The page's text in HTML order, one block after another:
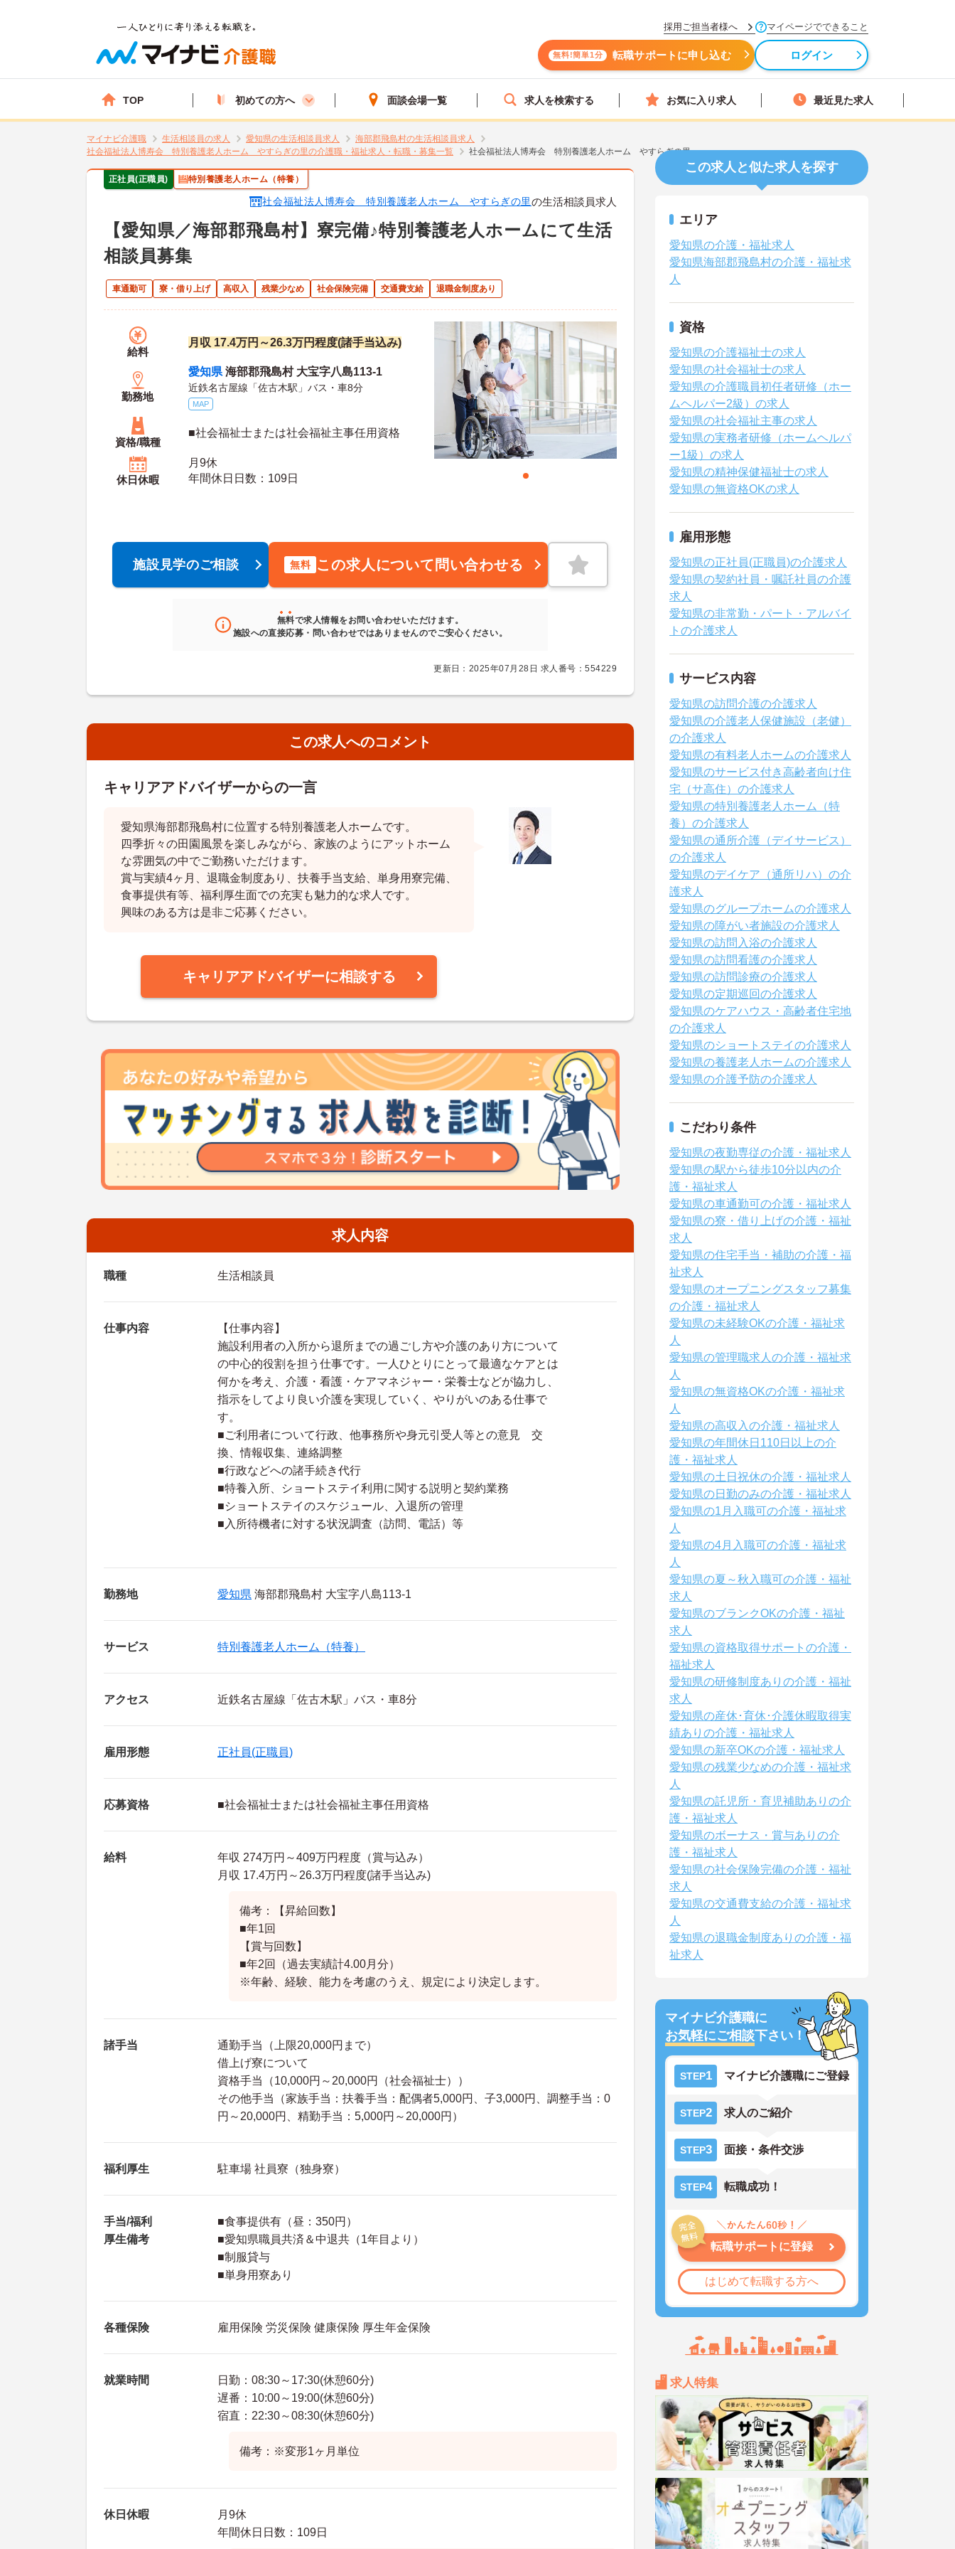
採用ご担当者様へ マイページでできること
無料!簡単1分 転職サポートに申し込む ログイン
TOP 初めての方へ 面談会場一覧 求人を検索する お気に入り求人 最近見た求人
マイナビ介護職 生活相談員の求人 愛知県の生活相談員求人
海部郡飛島村の生活相談員求人
社会福祉法人博寿会 特別養護老人ホーム やすらぎの里の介護職・福祉求人・転職・募集一覧
社会福祉法人博寿会 特別養護老人ホーム やすらぎの里
正社員(正職員) 特別養護老人ホーム（特養）
社会福祉法人博寿会 特別養護老人ホーム やすらぎの里の生活相談員求人
【愛知県／海部郡飛島村】寮完備♪特別養護老人ホームにて生活
相談員募集
車通勤可 寮・借り上げ 高収入 残業少なめ 社会保険完備 交通費支給 退職金制度あり
給料
月収 17.4万円～26.3万円程度(諸手当込み)
勤務地
愛知県 海部郡飛島村 大宝字八島113-1
近鉄名古屋線「佐古木駅」バス・車8分
MAP
資格/職種
■社会福祉士または社会福祉主事任用資格
休日休暇
月9休
年間休日日数：109日
施設見学のご相談 無料 この求人について問い合わせる
無料で求人情報をお問い合わせいただけます。
施設への直接応募・問い合わせではありませんのでご安心ください。
更新日：2025年07月28日 求人番号：554229
この求人へのコメント
キャリアアドバイザーからの一言
愛知県海部郡飛島村に位置する特別養護老人ホームです。
四季折々の田園風景を楽しみながら、家族のようにアットホーム
な雰囲気の中でご勤務いただけます。
賞与実績4ヶ月、退職金制度あり、扶養手当支給、単身用寮完備、
食事提供有等、福利厚生面での充実も魅力的な求人です。
興味のある方は是非ご応募ください。
キャリアアドバイザーに相談する
求人内容
職種 生活相談員
仕事内容
【仕事内容】
施設利用者の入所から退所までの過ごし方や介護のあり方について
の中心的役割を担う仕事です。一人ひとりにとって最適なケアとは
何かを考え、介護・看護・ケアマネジャー・栄養士などが協力し、
指示をしてより良い介護を実現していく、やりがいのある仕事で
す。
■ご利用者について行政、他事務所や身元引受人等との意見 交
換、情報収集、連絡調整
■行政などへの諸手続き代行
■特養入所、ショートステイ利用に関する説明と契約業務
■ショートステイのスケジュール、入退所の管理
■入所待機者に対する状況調査（訪問、電話）等
勤務地 愛知県 海部郡飛島村 大宝字八島113-1
サービス 特別養護老人ホーム（特養）
アクセス 近鉄名古屋線「佐古木駅」バス・車8分
雇用形態 正社員(正職員)
応募資格 ■社会福祉士または社会福祉主事任用資格
給料
年収 274万円～409万円程度（賞与込み）
月収 17.4万円～26.3万円程度(諸手当込み)
備考：【昇給回数】
■年1回
【賞与回数】
■年2回（過去実績計4.00月分）
※年齢、経験、能力を考慮のうえ、規定により決定します。
諸手当
通勤手当（上限20,000円まで）
借上げ寮について
資格手当（10,000円～20,000円（社会福祉士））
その他手当（家族手当：扶養手当：配偶者5,000円、子3,000円、調整手当：0
円～20,000円、精勤手当：5,000円～20,000円）
福利厚生 駐車場 社員寮（独身寮）
手当/福利
厚生備考
■食事提供有（昼：350円）
■愛知県職員共済＆中退共（1年目より）
■制服貸与
■単身用寮あり
各種保険 雇用保険 労災保険 健康保険 厚生年金保険
就業時間
日勤：08:30～17:30(休憩60分)
遅番：10:00～19:00(休憩60分)
宿直：22:30～08:30(休憩60分)
備考：※変形1ヶ月単位
休日休暇
月9休
年間休日日数：109日
この求人と似た求人を探す
エリア
愛知県の介護・福祉求人
愛知県海部郡飛島村の介護・福祉求
人
資格
愛知県の介護福祉士の求人
愛知県の社会福祉士の求人
愛知県の介護職員初任者研修（ホー
ムヘルパー2級）の求人
愛知県の社会福祉主事の求人
愛知県の実務者研修（ホームヘルパ
ー1級）の求人
愛知県の精神保健福祉士の求人
愛知県の無資格OKの求人
雇用形態
愛知県の正社員(正職員)の介護求人
愛知県の契約社員・嘱託社員の介護
求人
愛知県の非常勤・パート・アルバイ
トの介護求人
サービス内容
愛知県の訪問介護の介護求人
愛知県の介護老人保健施設（老健）
の介護求人
愛知県の有料老人ホームの介護求人
愛知県のサービス付き高齢者向け住
宅（サ高住）の介護求人
愛知県の特別養護老人ホーム（特
養）の介護求人
愛知県の通所介護（デイサービス）
の介護求人
愛知県のデイケア（通所リハ）の介
護求人
愛知県のグループホームの介護求人
愛知県の障がい者施設の介護求人
愛知県の訪問入浴の介護求人
愛知県の訪問看護の介護求人
愛知県の訪問診療の介護求人
愛知県の定期巡回の介護求人
愛知県のケアハウス・高齢者住宅地
の介護求人
愛知県のショートステイの介護求人
愛知県の養護老人ホームの介護求人
愛知県の介護予防の介護求人
こだわり条件
愛知県の夜勤専従の介護・福祉求人
愛知県の駅から徒歩10分以内の介
護・福祉求人
愛知県の車通勤可の介護・福祉求人
愛知県の寮・借り上げの介護・福祉
求人
愛知県の住宅手当・補助の介護・福
祉求人
愛知県のオープニングスタッフ募集
の介護・福祉求人
愛知県の未経験OKの介護・福祉求
人
愛知県の管理職求人の介護・福祉求
人
愛知県の無資格OKの介護・福祉求
人
愛知県の高収入の介護・福祉求人
愛知県の年間休日110日以上の介
護・福祉求人
愛知県の土日祝休の介護・福祉求人
愛知県の日勤のみの介護・福祉求人
愛知県の1月入職可の介護・福祉求
人
愛知県の4月入職可の介護・福祉求
人
愛知県の夏～秋入職可の介護・福祉
求人
愛知県のブランクOKの介護・福祉
求人
愛知県の資格取得サポートの介護・
福祉求人
愛知県の研修制度ありの介護・福祉
求人
愛知県の産休･育休･介護休暇取得実
績ありの介護・福祉求人
愛知県の新卒OKの介護・福祉求人
愛知県の残業少なめの介護・福祉求
人
愛知県の託児所・育児補助ありの介
護・福祉求人
愛知県のボーナス・賞与ありの介
護・福祉求人
愛知県の社会保険完備の介護・福祉
求人
愛知県の交通費支給の介護・福祉求
人
愛知県の退職金制度ありの介護・福
祉求人
マイナビ介護職に
お気軽にご相談下さい！
STEP1 マイナビ介護職にご登録
STEP2 求人のご紹介
STEP3 面接・条件交渉
STEP4 転職成功！
転職サポートに登録
はじめて転職する方へ
求人特集